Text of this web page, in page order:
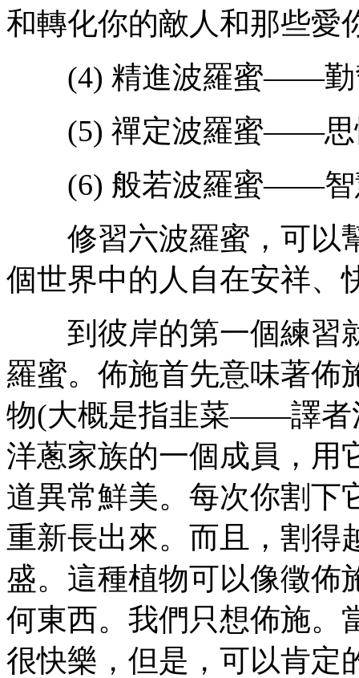
和轉化你的敵人和那些愛
(4) 精進波羅蜜——勤
(5) 禪定波羅蜜——思
(6) 般若波羅蜜——智
修習六波羅蜜，可以
個世界中的人自在安祥、
到彼岸的第一個練習
羅蜜。佈施首先意味著佈
物(大概是指韭菜——譯者
洋蔥家族的一個成員，用
道異常鮮美。每次你割下
重新長出來。而且，割得
盛。這種植物可以像徵佈
何東西。我們只想佈施。
很快樂，但是，可以肯定